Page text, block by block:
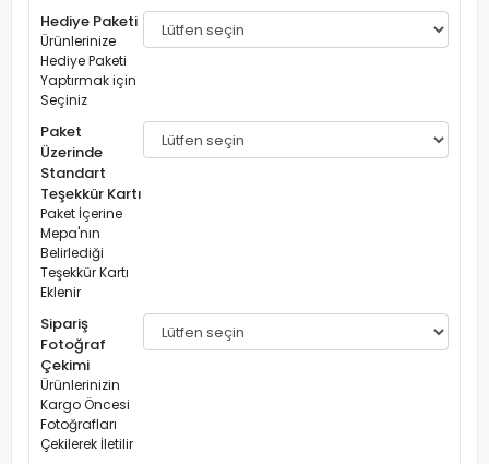
Hediye Paketi
Ürünlerinize
Hediye Paketi
Yaptırmak için
Seçiniz
Paket
Üzerinde
Standart
Teşekkür Kartı
Paket İçerine
Mepa'nın
Belirlediği
Teşekkür Kartı
Eklenir
Sipariş
Fotoğraf
Çekimi
Ürünlerinizin
Kargo Öncesi
Fotoğrafları
Çekilerek İletilir